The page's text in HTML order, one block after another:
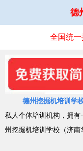
德
全国统
德州挖掘机培训学
私人个体培训机构，拥
州挖掘机培训学校 （济南